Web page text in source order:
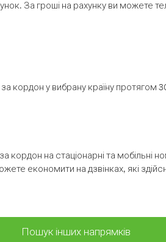
За гроші на рахунку ви можете
у вибрану країну протягом
кордон на стаціонарні та мобільні
економити на дзвінках, які
Пошук інших напрямків